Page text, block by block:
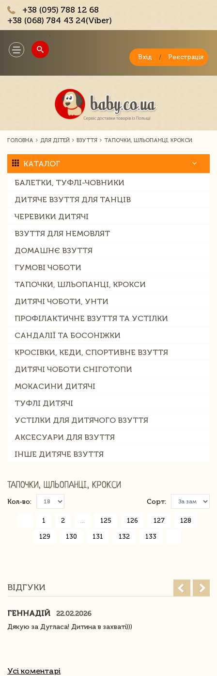
+38 (095) 788 12 68
+38 (068) 784 43 24(Viber)
Toggle
navigation
Вхід / Реєстрація
ГОЛОВНА ДЛЯ ДІТЕЙ ВЗУТТЯ ТАПОЧКИ, ШЛЬОПАНЦІ, КРОКСИ
КАТАЛОГ
БАЛЕТКИ, ТУФЛІ-ЧОВНИКИ
ДИТЯЧЕ ВЗУТТЯ ДЛЯ ТАНЦІВ
ЧЕРЕВИКИ ДИТЯЧІ
ВЗУТТЯ ДЛЯ НЕМОВЛЯТ
ДОМАШНЄ ВЗУТТЯ
ГУМОВІ ЧОБОТИ
ТАПОЧКИ, ШЛЬОПАНЦІ, КРОКСИ
ДИТЯЧІ ЧОБОТИ, УНТИ
ПРОФІЛАКТИЧНЕ ВЗУТТЯ ТА УСТІЛКИ
САНДАЛІЇ ТА БОСОНІЖКИ
КРОСІВКИ, КЕДИ, СПОРТИВНЕ ВЗУТТЯ
ДИТЯЧІ ЧОБОТИ СНІГОТОПИ
МОКАСИНИ ДИТЯЧІ
ТУФЛІ ДИТЯЧІ
УСТІЛКИ ДЛЯ ДИТЯЧОГО ВЗУТТЯ
АКСЕСУАРИ ДЛЯ ВЗУТТЯ
ІНШЕ ДИТЯЧЕ ВЗУТТЯ
ТАПОЧКИ, ШЛЬОПАНЦІ, КРОКСИ
Кол-во: Сорт:
1 2 125 126 127 128
129 130 131 132 133
ВІДГУКИ
ГЕННАДІЙ
22.02.2026
Дякую за Дугласа! Дитина в захваті)))
Усі коментарі